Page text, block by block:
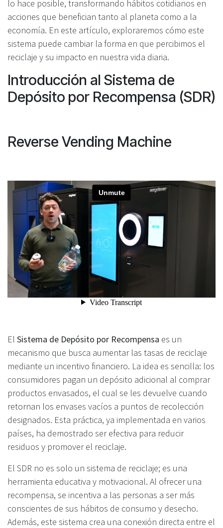
lo hace posible, transformando hábitos cotidianos en
acciones que benefician tanto al planeta como a la
economía. En este artículo, exploraremos cómo este
sistema puede cambiar la forma en que percibimos el
reciclaje y su impacto en nuestra vida diaria.
Introducción al Sistema de
Depósito por Recompensa (SDR)
Reverse Vending Machine
El Sistema de Depósito por Recompensa es un
mecanismo que busca aumentar las tasas de reciclaje
mediante un incentivo financiero. La idea es sencilla: los
consumidores pagan un depósito adicional al comprar
productos envasados, el cual se les devuelve cuando
retornan los envases vacíos a puntos de recolección
designados. Esta práctica, ya implementada en varios
países, ha demostrado ser efectiva para reducir
residuos y promover el reciclaje.
El SDR no es solo un sistema de reciclaje; es una
herramienta educativa y motivacional. Al ofrecer una
recompensa, se incentiva a las personas a ser más
conscientes de sus hábitos de consumo y desecho.
Además, este sistema crea una conexión directa entre el